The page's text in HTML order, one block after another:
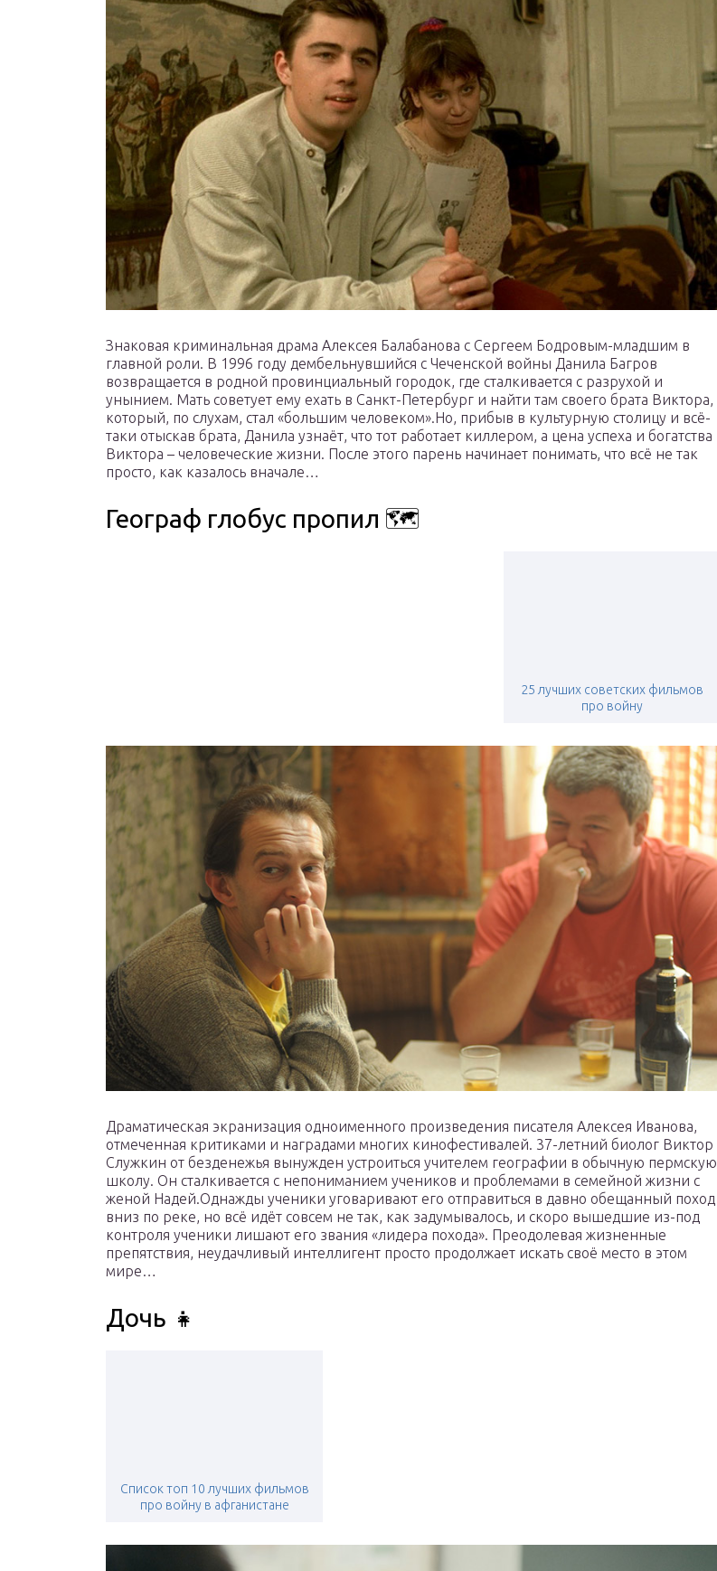
Знаковая криминальная драма Алексея Балабанова с Сергеем Бодровым-младшим в
главной роли. В 1996 году дембельнувшийся с Чеченской войны Данила Багров
возвращается в родной провинциальный городок, где сталкивается с разрухой и
унынием. Мать советует ему ехать в Санкт-Петербург и найти там своего брата Виктора,
который, по слухам, стал «большим человеком».Но, прибыв в культурную столицу и всё-
таки отыскав брата, Данила узнаёт, что тот работает киллером, а цена успеха и богатства
Виктора – человеческие жизни. После этого парень начинает понимать, что всё не так
просто, как казалось вначале…
Географ глобус пропил 🗺
25 лучших советских фильмов
про войну
Драматическая экранизация одноименного произведения писателя Алексея Иванова,
отмеченная критиками и наградами многих кинофестивалей. 37-летний биолог Виктор
Служкин от безденежья вынужден устроиться учителем географии в обычную пермскую
школу. Он сталкивается с непониманием учеников и проблемами в семейной жизни с
женой Надей.Однажды ученики уговаривают его отправиться в давно обещанный поход
вниз по реке, но всё идёт совсем не так, как задумывалось, и скоро вышедшие из-под
контроля ученики лишают его звания «лидера похода». Преодолевая жизненные
препятствия, неудачливый интеллигент просто продолжает искать своё место в этом
мире…
Дочь 👧
Список топ 10 лучших фильмов
про войну в афганистане